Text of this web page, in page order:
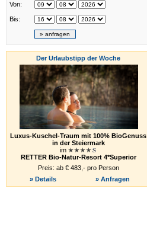
Von:
Bis:
Der Urlaubstipp der Woche
Luxus-Kuschel-Traum mit 100% BioGenuss
in der Steiermark
im
RETTER Bio-Natur-Resort 4*Superior
Preis: ab € 483,- pro Person
» Details
» Anfragen